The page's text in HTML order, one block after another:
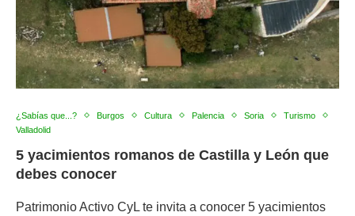
¿Sabías que...? Burgos Cultura Palencia Soria
Turismo
Valladolid
5 yacimientos romanos de Castilla y León que
debes conocer
Patrimonio Activo CyL te invita a conocer 5 yacimientos